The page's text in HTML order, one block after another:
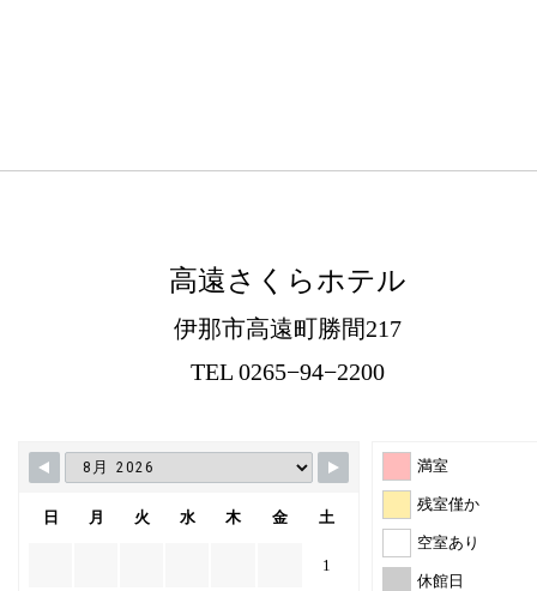
高遠さくらホテル
伊那市高遠町勝間217
TEL 0265−94−2200
満室
残室僅か
空室あり
休館日
日 月 火 水 木 金 土
1